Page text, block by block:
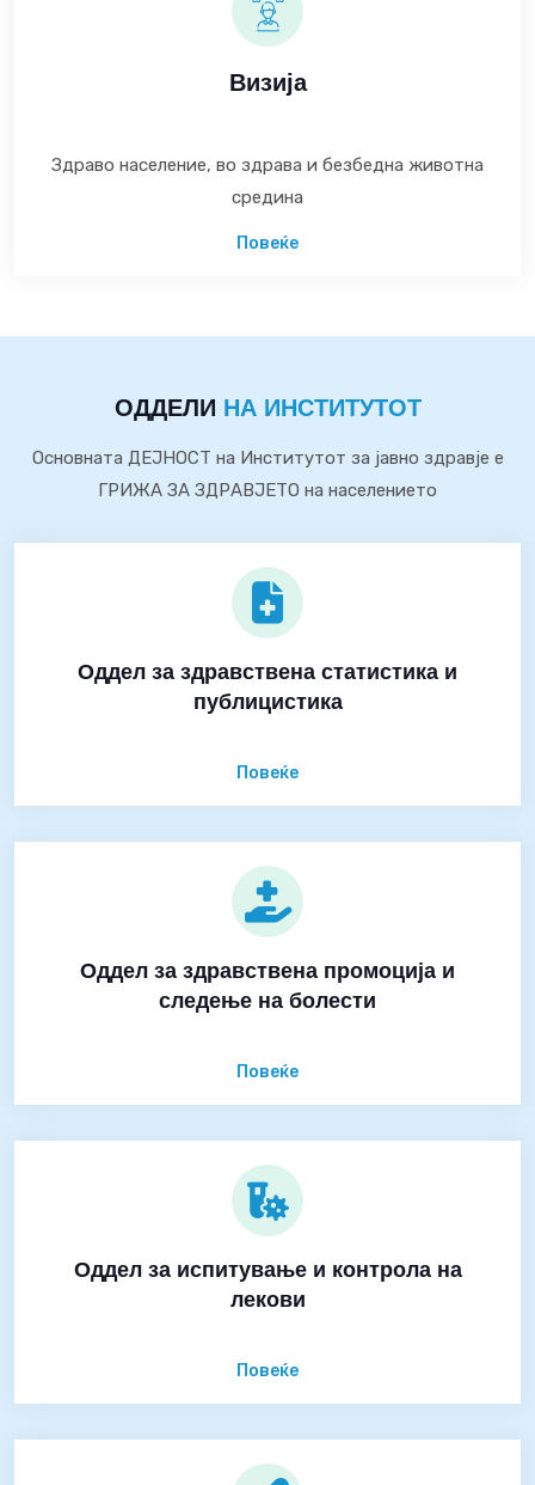
Визија
Здраво население, во здрава и безбедна животна
средина
Повеќе
ОДДЕЛИ НА ИНСТИТУТОТ
Основната ДЕЈНОСТ на Институтот за јавно здравје е
ГРИЖА ЗА ЗДРАВЈЕТО на населението
Оддел за здравствена статистика и
публицистика
Повеќе
Оддел за здравствена промоција и
следење на болести
Повеќе
Оддел за испитување и контрола на
лекови
Повеќе